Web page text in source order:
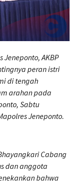
Jeneponto, AKBP
peran istri
di tengah
arahan pada
Sabtu
Jeneponto.
Cabang
dan anggota
bahwa